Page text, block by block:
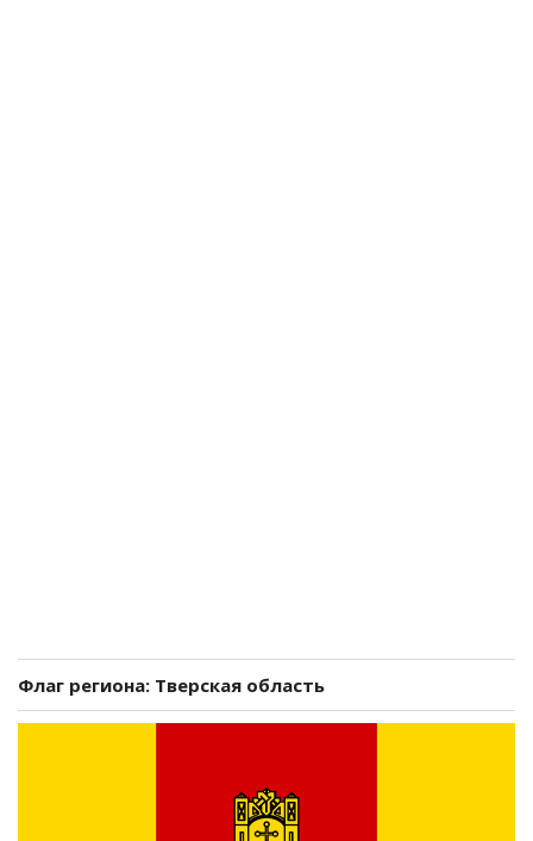
Флаг региона: Тверская область